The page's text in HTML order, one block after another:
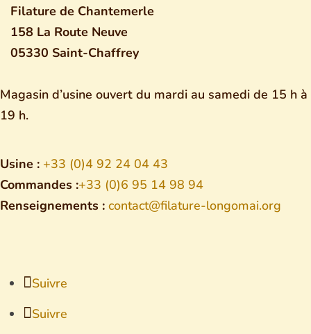
Filature de Chantemerle
158 La Route Neuve
05330 Saint-Chaffrey
Magasin d’usine ouvert du mardi au samedi de 15 h à
19 h.
Usine : +33 (0)4 92 24 04 43
Commandes :+33 (0)6 95 14 98 94
Renseignements : contact@filature-longomai.org
Suivre
Suivre